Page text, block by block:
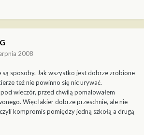
2008
są sposoby. Jak wszystko jest dobrze zrobione
też nie powinno się nic urywać.
wieczór, przed chwilą pomalowałem
Więc lakier dobrze przeschnie, ale nie
kompromis pomiędzy jedną szkołą a drugą